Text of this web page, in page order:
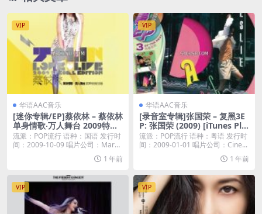
VIP
华语AAC音乐
[迷你专辑/EP]蔡依林 – 蔡依林
单身情歌‧万人舞台 2009特别
纪念版 – EP [iTunes Plus M4
A]
流派：POP流行 语种：国语 发行时
间：2009-10-09 唱片公司：Mar
1 年前
VIP
华语AAC音乐
[录音室专辑]张国荣 – 复黑3E
P: 张国荣 (2009) [iTunes Plu
s M4A]
流派：POP流行 语种：粤语 发行时
间：2009-01-01 唱片公司：Cine...
1 年前
VIP VIP